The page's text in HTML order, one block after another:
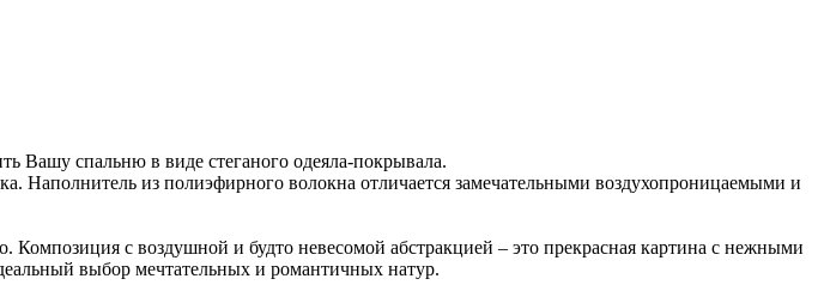
Вашу спальню в виде стеганого одеяла-покрывала.
Наполнитель из полиэфирного волокна отличается замечательными воздухопроницаемыми и
с воздушной и будто невесомой абстракцией – это прекрасная картина с нежными
выбор мечтательных и романтичных натур.